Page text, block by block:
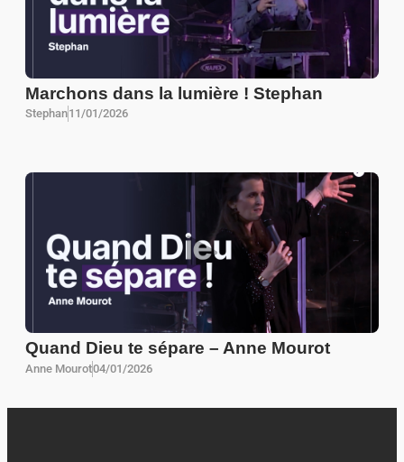
Marchons dans la lumière ! Stephan
Stephan11/01/2026
Quand Dieu te sépare – Anne Mourot
Anne Mourot04/01/2026